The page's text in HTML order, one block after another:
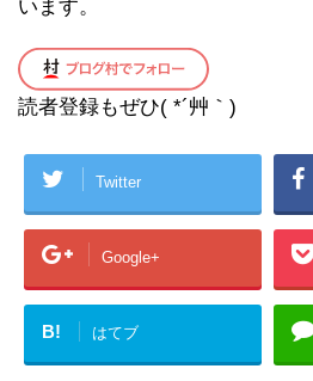
います。
読者登録もぜひ( *´艸｀)
Twitter
Google+
B! はてブ